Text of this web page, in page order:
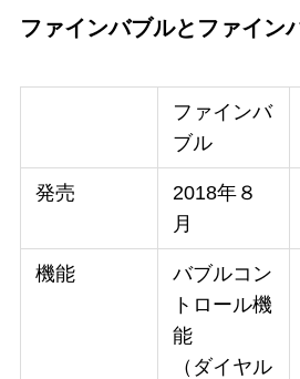
ファインバブルとファイン
ファインバ
ブル
発売
2018年８
月
機能
バブルコン
トロール機
能
（ダイヤル